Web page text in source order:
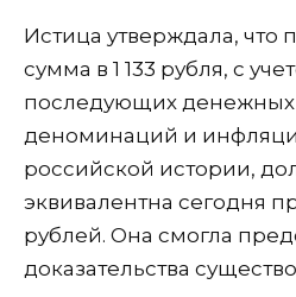
Истица утверждала, что
сумма в 1 133 рубля, с
последующих
деноминаций и
российской истории,
эквивалентна сегодня
рублей. Она смогла
доказательства